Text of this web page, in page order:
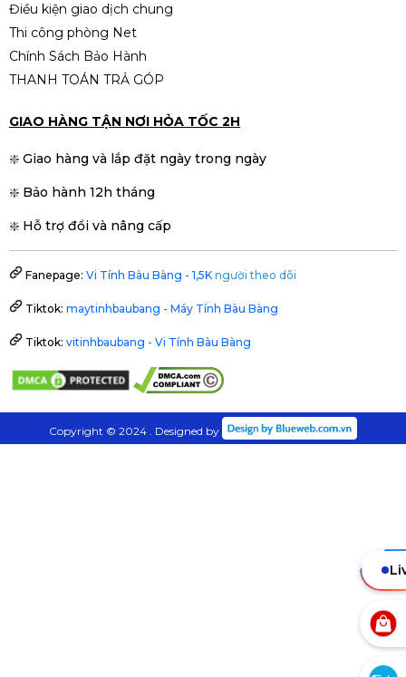
Điều kiện giao dịch chung
Thi công phòng Net
Chính Sách Bảo Hành
THANH TOÁN TRẢ GÓP
GIAO HÀNG TẬN NƠI HỎA TỐC 2H
❇️ Giao hàng và lắp đặt ngày trong ngày
❇️ Bảo hành 12h tháng
❇️ Hỗ trợ đổi và nâng cấp
Fanepage: Vi Tính Bàu Bàng - 1,5K người theo dõi
Tiktok: maytinhbaubang - Máy Tính Bàu Bàng
Tiktok: vitinhbaubang - Vi Tính Bàu Bàng
Copyright © 2024 . Designed by